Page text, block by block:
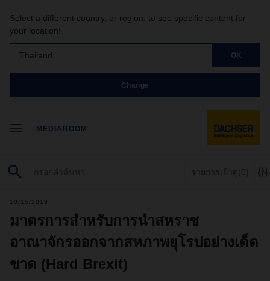
Select a different country, or region, to see specific content for
your location!
Thailand OK
Change
MEDIAROOM
รายการเฝ้าดู(0)
10/15/2019
มาตรการสำหรับการนำสหราช
อาณาจักรออกจากสหภาพยุโรปอย่างเด็ด
ขาด (Hard Brexit)